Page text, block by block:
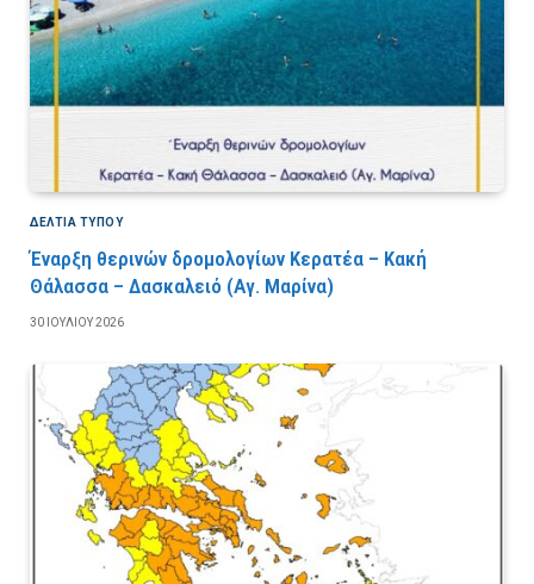
ΔΕΛΤΙΑ ΤΥΠΟΥ
Έναρξη θερινών δρομολογίων Κερατέα – Κακή
Θάλασσα – Δασκαλειό (Αγ. Μαρίνα)
30 ΙΟΥΛΊΟΥ 2026